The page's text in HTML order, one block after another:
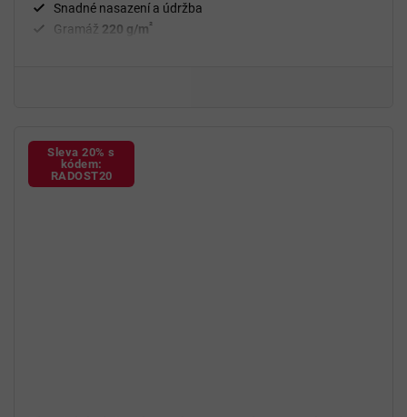
Snadné nasazení a údržba
Gramáž 220 g/m²
Sleva 20% s
kódem:
RADOST20